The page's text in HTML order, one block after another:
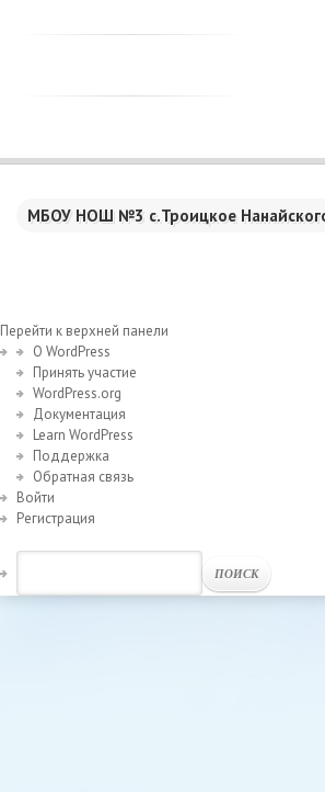
МБОУ НОШ №3 с.Троицкое
Перейти к верхней панели
О WordPress
Принять участие
WordPress.org
Документация
Learn WordPress
Поддержка
Обратная связь
Войти
Регистрация